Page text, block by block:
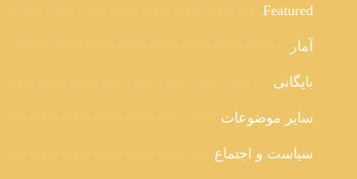
Featured
آمار
بایگانی
سایر موضوعات
سیاست و اجتماع